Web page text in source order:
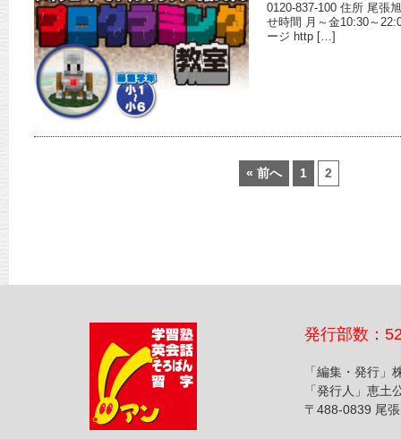
0120-837-100 住所 尾張
せ時間 月～金10:30～
ージ http […]
« 前へ 1 2
発行部数：
「編集・発行」
「発行人」恵土
〒488-0839 尾